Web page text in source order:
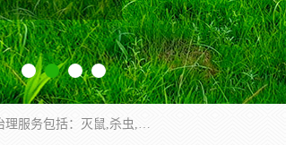
云南昆明亿之豪消杀公司是一家专业从事有害生物防治综合治理的公司，治理服务包括：灭鼠,杀虫,除虫,除蟑螂,白蚁防治,消杀等；安全环保,快速上门,价格透明,完善的售后服务,不影响您的生活工作。